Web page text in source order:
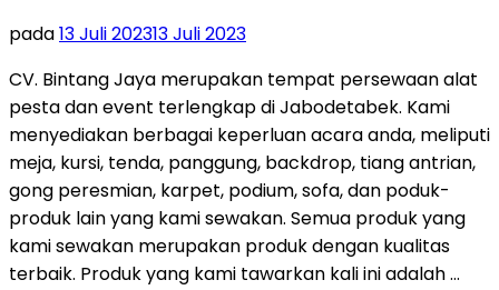
pada13 Juli 202313 Juli 2023
CV. Bintang Jaya merupakan tempat persewaan alat
pesta dan event terlengkap di Jabodetabek. Kami
menyediakan berbagai keperluan acara anda, meliputi
meja, kursi, tenda, panggung, backdrop, tiang antrian,
gong peresmian, karpet, podium, sofa, dan poduk-
produk lain yang kami sewakan. Semua produk yang
kami sewakan merupakan produk dengan kualitas
terbaik. Produk yang kami tawarkan kali ini adalah …